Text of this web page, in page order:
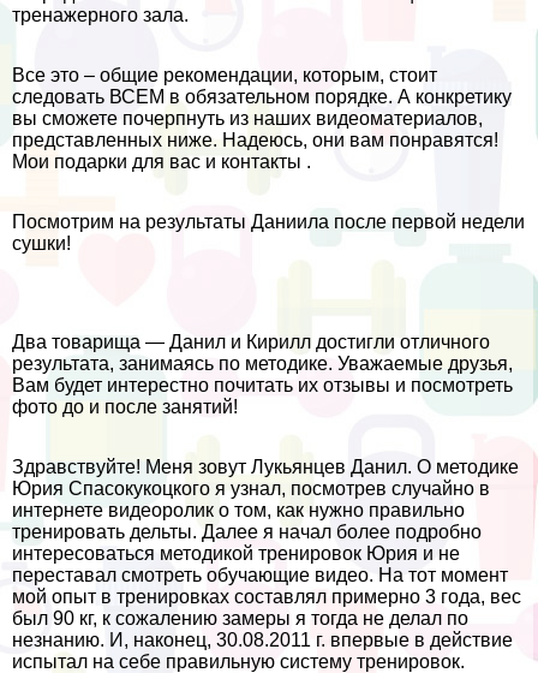
тренажерного зала.
Все это – общие рекомендации, которым, стоит
следовать ВСЕМ в обязательном порядке. А конкретику
вы сможете почерпнуть из наших видеоматериалов,
представленных ниже. Надеюсь, они вам понравятся!
Мои подарки для вас и контакты .
Посмотрим на результаты Даниила после первой недели
сушки!
Два товарища — Данил и Кирилл достигли отличного
результата, занимаясь по методике. Уважаемые друзья,
Вам будет интерестно почитать их отзывы и посмотреть
фото до и после занятий!
Здравствуйте! Меня зовут Лукьянцев Данил. О методике
Юрия Спасокукоцкого я узнал, посмотрев случайно в
интернете видеоролик о том, как нужно правильно
тренировать дельты. Далее я начал более подробно
интересоваться методикой тренировок Юрия и не
переставал смотреть обучающие видео. На тот момент
мой опыт в тренировках составлял примерно 3 года, вес
был 90 кг, к сожалению замеры я тогда не делал по
незнанию. И, наконец, 30.08.2011 г. впервые в действие
испытал на себе правильную систему тренировок.